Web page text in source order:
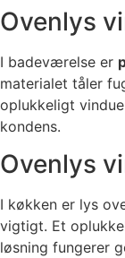
Ovenlys
I badeværelse er
materialet tåler
oplukkeligt
kondens.
Ovenlys
I køkken er lys
vigtigt. Et
løsning fungerer